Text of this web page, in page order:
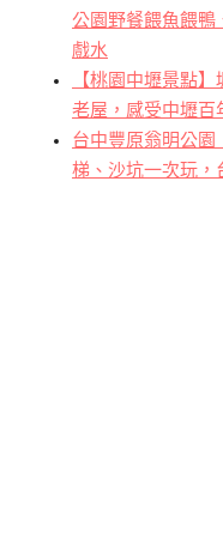
公園野餐餵魚餵鴨
戲水
【桃園中壢景點
老屋，感受中壢百
台中豐原翁明公園
梯、沙坑一次玩，